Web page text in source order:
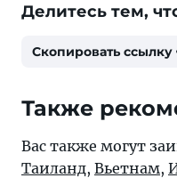
Делитесь тем,
Скопировать ссылку
Также
Вас также могут
Таиланд, Вьетнам,